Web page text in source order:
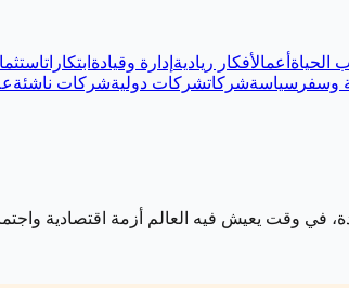
الحياة أعمالأفكار ريادية إدارة وقيادة ابتكارات
وسفر سياسةشركاتشركات دوليةشركات ناشئة
في وقت يعيش فيه العالم أزمة اقتصادية